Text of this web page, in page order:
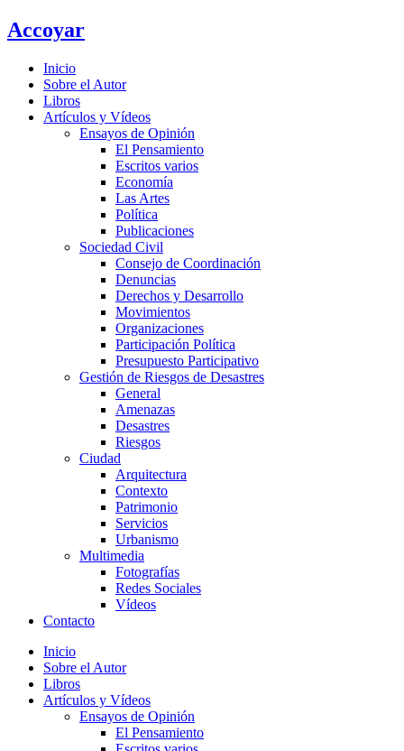
Ir
al
Accoyar
Inicio
Sobre el Autor
Libros
Artículos y Vídeos
Ensayos de Opinión
El Pensamiento
Escritos varios
Economía
Las Artes
Política
Publicaciones
Sociedad Civil
Consejo de Coordinación
Denuncias
Derechos y Desarrollo
Movimientos
Organizaciones
Participación Política
Presupuesto Participativo
Gestión de Riesgos de Desastres
General
Amenazas
Desastres
Riesgos
Ciudad
Arquitectura
Contexto
Patrimonio
Servicios
Urbanismo
Multimedia
Fotografías
Redes Sociales
Vídeos
Contacto
Inicio
Sobre el Autor
Libros
Artículos y Vídeos
Ensayos de Opinión
El Pensamiento